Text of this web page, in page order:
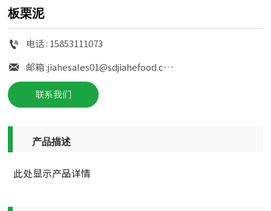
板栗泥
 电话 : 15853111073
 邮箱 :jiahesales01@sdjiahefood.com
联系我们
产品描述
此处显示产品详情